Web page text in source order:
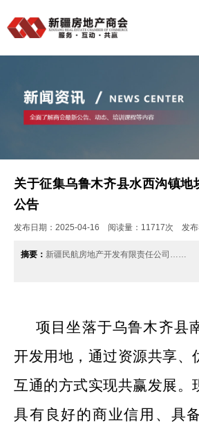
关于征集乌鲁木齐县水西沟镇地
公告
发布日期：2025-04-16 阅读量：11717次 发布
摘要： 新疆民航房地产开发有限责任公司……
项目坐落于乌鲁木齐县
开发用地， 通过资源共享、
互通的方式实现共赢发展。
具有良好的商业信用、 具